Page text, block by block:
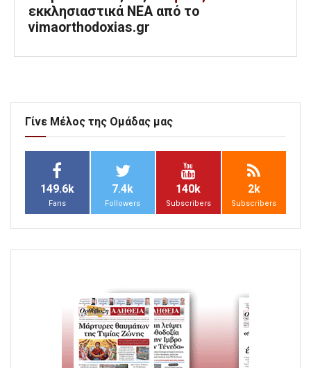
εκκλησιαστικά ΝΕΑ από το
vimaorthodoxias.gr
Γίνε Μέλος της Ομάδας μας
149.6k
Fans
7.4k
Followers
140k
Subscribers
2k
Subscribers